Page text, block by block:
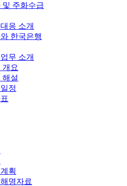
및 주화수급
응 소개
한국은행
무 소개
개요
해설
정
획
명자료